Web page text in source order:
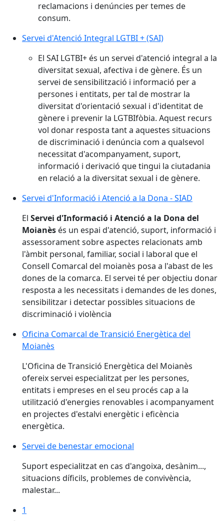
reclamacions i denúncies per temes de
consum.
Servei d'Atenció Integral LGTBI + (SAI)
El SAI LGTBI+ és un servei d'atenció integral a la
diversitat sexual, afectiva i de gènere. És un
servei de sensibilització i informació per a
persones i entitats, per tal de mostrar la
diversitat d'orientació sexual i d'identitat de
gènere i prevenir la LGTBIfòbia. Aquest recurs
vol donar resposta tant a aquestes situacions
de discriminació i denúncia com a qualsevol
necessitat d'acompanyament, suport,
informació i derivació que tingui la ciutadania
en relació a la diversitat sexual i de gènere.
Servei d'Informació i Atenció a la Dona - SIAD
El Servei d'Informació i Atenció a la Dona del
Moianès és un espai d'atenció, suport, informació i
assessorament sobre aspectes relacionats amb
l'àmbit personal, familiar, social i laboral que el
Consell Comarcal del moianès posa a l'abast de les
dones de la comarca. El servei té per objectiu donar
resposta a les necessitats i demandes de les dones,
sensibilitzar i detectar possibles situacions de
discriminació i violència
Oficina Comarcal de Transició Energètica del
Moianès
L'Oficina de Transició Energètica del Moianès
ofereix servei especialitzat per les persones,
entitats i empreses en el seu procés cap a la
utilització d'energies renovables i acompanyament
en projectes d'estalvi energètic i eficència
energètica.
Servei de benestar emocional
Suport especialitzat en cas d'angoixa, desànim...,
situacions díficils, problemes de convivència,
malestar...
1